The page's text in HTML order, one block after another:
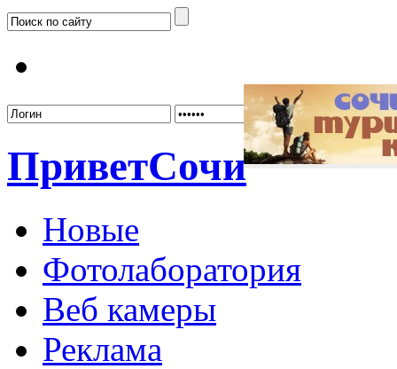
ПриветСочи
Новые
Фотолаборатория
Веб камеры
Реклама